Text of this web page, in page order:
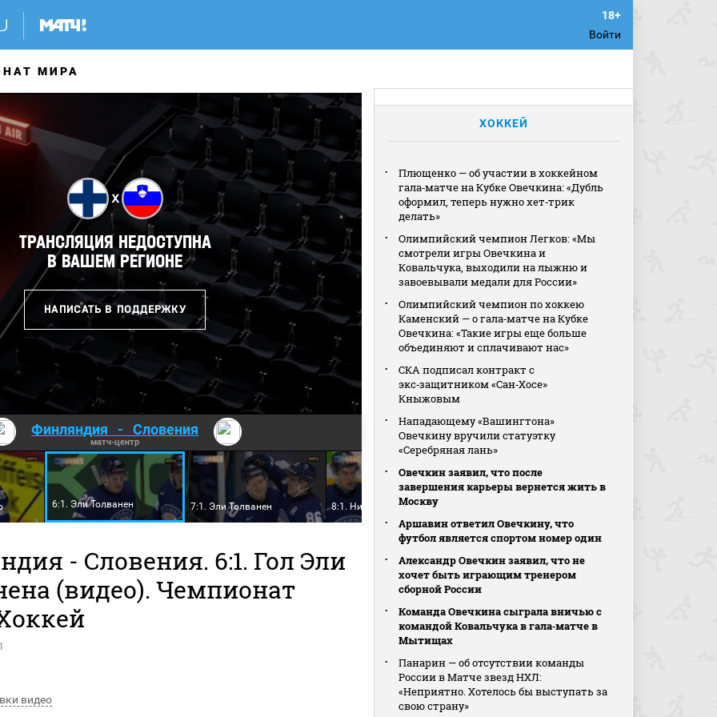
Войти
МИРА
Финляндия - Словения
матч-центр
6:1. Эли Толванен 7:1. Эли Толванен 8:1. Николас Матинпало
- Словения. 6:1. Гол Эли
(видео). Чемпионат
видео
ХОККЕЙ
Плющенко — об участии в хоккейном
гала‑матче на Кубке Овечкина: «Дубль
оформил, теперь нужно хет‑трик
делать»
Олимпийский чемпион Легков: «Мы
смотрели игры Овечкина и
Ковальчука, выходили на лыжню и
завоевывали медали для России»
Олимпийский чемпион по хоккею
Каменский — о гала‑матче на Кубке
Овечкина: «Такие игры еще больше
объединяют и сплачивают нас»
СКА подписал контракт с
экс‑защитником «Сан‑Хосе»
Кныжовым
Нападающему «Вашингтона»
Овечкину вручили статуэтку
«Серебряная лань»
Овечкин заявил, что после
завершения карьеры вернется жить в
Москву
Аршавин ответил Овечкину, что
футбол является спортом номер один
Александр Овечкин заявил, что не
хочет быть играющим тренером
сборной России
Команда Овечкина сыграла вничью с
командой Ковальчука в гала‑матче в
Мытищах
Панарин — об отсутствии команды
России в Матче звезд НХЛ:
«Неприятно. Хотелось бы выступать за
свою страну»